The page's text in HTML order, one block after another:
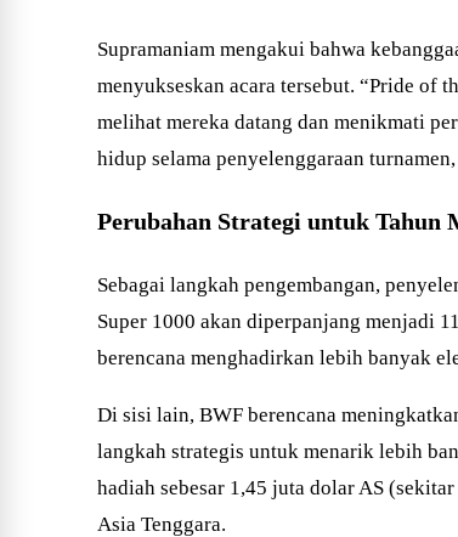
Supramaniam mengakui bahwa
menyukseskan acara tersebut. “Pride of
melihat mereka datang dan menikmati
hidup selama penyelenggaraan
Perubahan Strategi untuk Tahun
Sebagai langkah pengembangan,
Super 1000 akan diperpanjang menjadi
berencana menghadirkan lebih banyak
Di sisi lain, BWF berencana
langkah strategis untuk menarik lebih
hadiah sebesar 1,45 juta dolar AS
Asia Tenggara.